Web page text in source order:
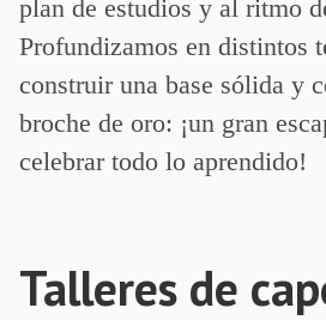
plan de estudios y al ritmo
Profundizamos en distintos
construir una base sólida y
broche de oro: ¡un gran
celebrar todo lo aprendido!
Talleres de